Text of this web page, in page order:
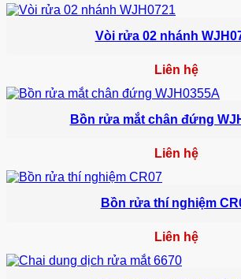
Vòi rửa 02 nhánh
Liên hệ
Bồn rửa mắt chân đứng
Liên hệ
Bồn rửa thí nghiệm
Liên hệ